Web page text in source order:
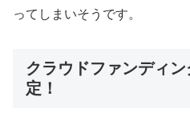
ってしまいそうです。
クラウドファンディ
定！